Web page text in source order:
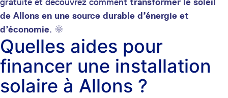
de Allons en une source durable d’énergie et
d’économie. 🌞
Quelles aides pour
financer une installation
solaire à Allons ?